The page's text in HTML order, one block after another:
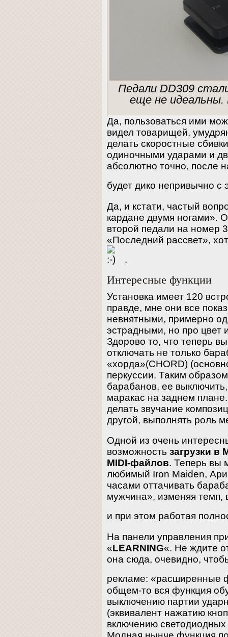
Педали DD309
еще не идеальны.
Да, пользоваться ими
видел товарищей,
делать скоростные
одиночными ударами и
абсолютно точно, после
будет дико непривычно
Да, и кстати, частый
кардане двумя ногами».
второй педали на номер
«Последний рассвет»,
.
Интересные функции
Установка имеет 120
правде, мне они все
невнятными, примерно
эстрадными, но про цвет
Здорово то, что теперь
отключать не только
«хорда»(CHORD)
перкуссии. Таким
барабанов, ее
маракас на заднем
делать звучание
другой, выполнять роль
Одной из очень
возможность загрузки в
MIDI-файлов. Теперь вы
любимый Iron Maiden,
часами оттачивать
мужчина», изменяя темп,
и при этом работая
На панели управления
«LEARNING«. Не ждите
она сюда, очевидно,
рекламе: «расширенные
общем-то вся функция
выключению партии
(эквивалент нажатию
включению